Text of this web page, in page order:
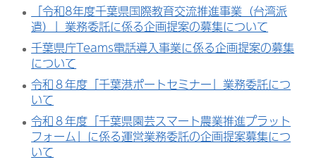
「令和8年度千葉県国際教育交流推進事業（台湾派
遣）」業務委託に係る企画提案の募集について
千葉県庁Teams電話導入事業に係る企画提案の募集
について
令和８年度「千葉港ポートセミナー」業務委託につ
いて
令和８年度「千葉県園芸スマート農業推進プラット
フォーム」に係る運営業務委託の企画提案募集につ
いて